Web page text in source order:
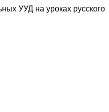
УУД на уроках русского